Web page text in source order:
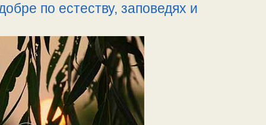
ими зла. Почему они благословляют на
Патриархия как служанка антихристовой
/ 9.11.2024.
по естеству, заповедях и